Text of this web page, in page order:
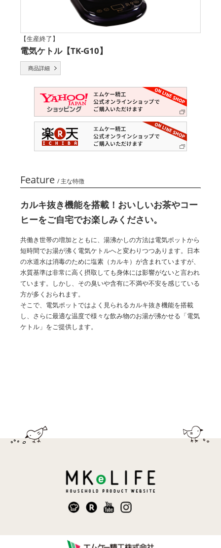
【生産終了】
電気ケトル【TK-G10】
商品詳細
Feature/ 主な特徴
カルキ抜き機能を搭載！おいしいお茶やコー
ヒーをご自宅でお楽しみください。
共働き世帯の増加とともに、湯沸かしの方法は電気ポットから
短時間でお湯が沸く電気ケトルへと変わりつつあります。日本
の水道水は消毒のために塩素（カルキ）が含まれていますが、
水質基準は非常に高く摂取しても身体には影響がないと言われ
ています。しかし、その臭いや含有に不満や不安を感じている
方が多くおられます。
そこで、電気ポットではよく見られるカルキ抜き機能を搭載
し、さらに最適な温度で様々な飲み物のお湯が沸かせる「電気
ケトル」をご提供します。